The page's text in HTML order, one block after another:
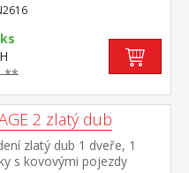
**
2 zlatý dub
zlatý dub 1 dveře, 1
s kovovými pojezdy